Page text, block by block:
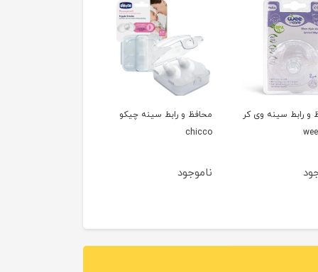
و رابط سینه وی کر
محافظ و رابط سينه چيكو
chicco
ناموجود